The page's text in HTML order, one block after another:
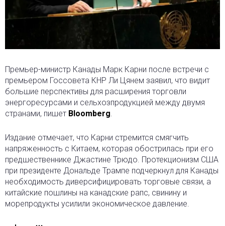
Премьер-министр Канады Марк Карни после встречи с
премьером Госсовета КНР Ли Цянем заявил, что видит
большие перспективы для расширения торговли
энергоресурсами и сельхозпродукцией между двумя
странами, пишет Bloomberg.
Издание отмечает, что Карни стремится смягчить
напряженность с Китаем, которая обострилась при его
предшественнике Джастине Трюдо. Протекционизм США
при президенте Дональде Трампе подчеркнул для Канады
необходимость диверсифицировать торговые связи, а
китайские пошлины на канадские рапс, свинину и
морепродукты усилили экономическое давление.